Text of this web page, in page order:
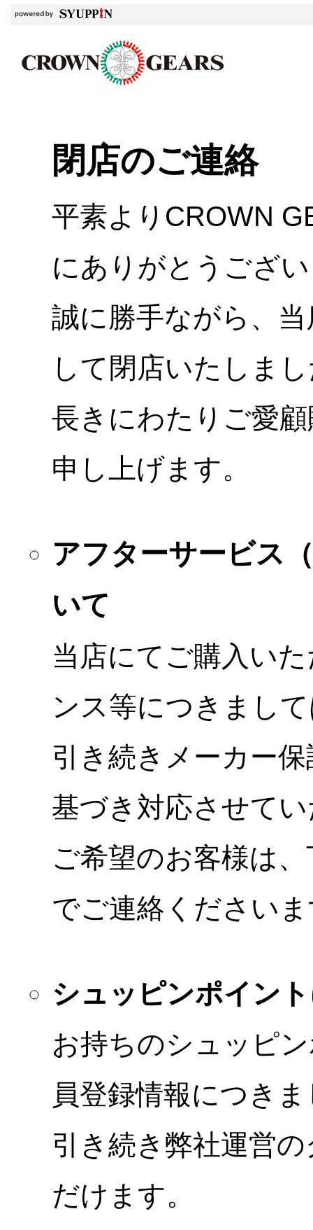
閉店のご連絡
平素よりCROWN
にありがとうござ
誠に勝手ながら、
して閉店いたしま
長きにわたりご愛
申し上げます。
アフターサービス
いて
当店にてご購入い
ンス等につきまし
引き続きメーカー
基づき対応させて
ご希望のお客様は
でご連絡ください
シュッピンポイン
お持ちのシュッピ
員登録情報につき
引き続き弊社運営
だけます。